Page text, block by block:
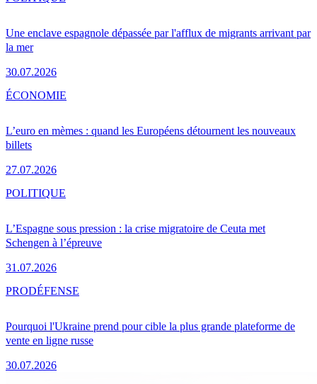
Une enclave espagnole dépassée par l'afflux de migrants arrivant par
la mer
30.07.2026
L’euro en mèmes : quand les Européens détournent les nouveaux
billets
27.07.2026
ÉCONOMIE
L’Espagne sous pression : la crise migratoire de Ceuta met
Schengen à l’épreuve
31.07.2026
POLITIQUE
Pourquoi l'Ukraine prend pour cible la plus grande plateforme de
vente en ligne russe
30.07.2026
PRODÉFENSE